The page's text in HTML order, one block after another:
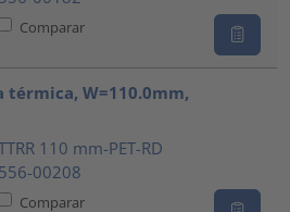
Comparar
W=110.0mm,
110 mm-PET-RD
556-00208
Comparar